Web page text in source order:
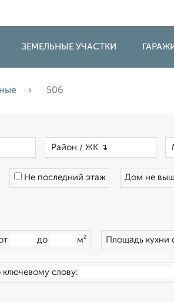
ЗЕМЕЛЬНЫЕ УЧАСТКИ
506
Не последний этаж Дом не
до м² Площадь кухни
ключевому слову: